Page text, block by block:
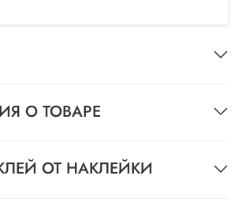
О ТОВАРЕ
ОТ НАКЛЕЙКИ